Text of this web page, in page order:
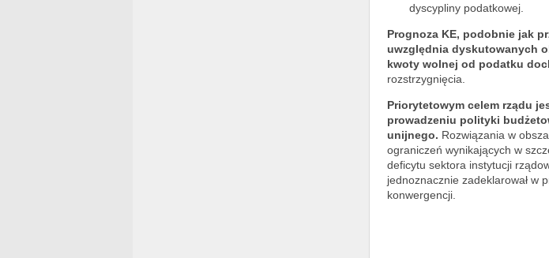
dyscypliny podatkowej.
Prognoza KE, podobnie jak
uwzględnia dyskutowanych
kwoty wolnej od podatku
rozstrzygnięcia.
Priorytetowym celem rządu
prowadzeniu polityki
unijnego. Rozwiązania w
ograniczeń wynikających w
deficytu sektora instytucji
jednoznacznie zadeklarował w
konwergencji.